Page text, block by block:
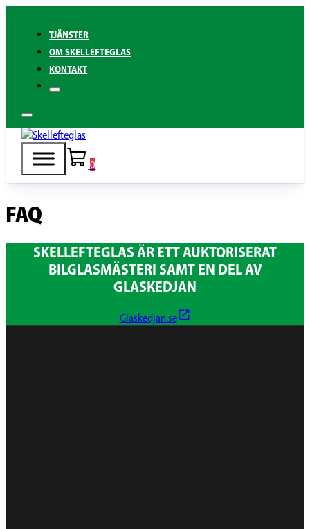
TJÄNSTER
OM SKELLEFTEGLAS
KONTAKT
0
FAQ
SKELLEFTEGLAS ÄR ETT AUKTORISERAT
BILGLASMÄSTERI SAMT EN DEL AV
GLASKEDJAN
Glaskedjan.se